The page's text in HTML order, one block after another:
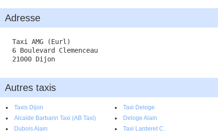
Adresse
Taxi AMG (Eurl)
6 Boulevard Clemenceau
21000 Dijon
Autres taxis
Taxis Dijon
Taxi Deloge
Alcaïde Barbarin Taxi (AB Taxi)
Deloge Alain
Dubois Alain
Taxi Larderet C.